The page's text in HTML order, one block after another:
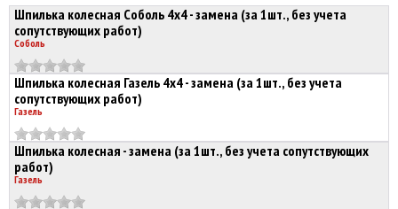
Шпилька колесная Соболь 4х4 - замена (за 1шт., без учета
сопутствующих работ)
Соболь
Шпилька колесная Газель 4х4 - замена (за 1шт., без учета
сопутствующих работ)
Газель
Шпилька колесная - замена (за 1шт., без учета сопутствующих
работ)
Газель